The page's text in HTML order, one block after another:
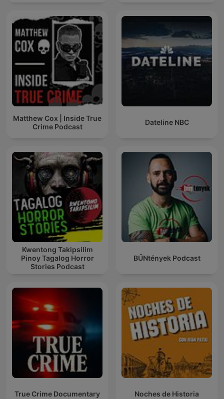
Matthew Cox | Inside True
Crime Podcast
Dateline NBC
Kwentong Takipsilim
Pinoy Tagalog Horror
Stories Podcast
BŰNtények Podcast
True Crime Documentary Noches de Historia